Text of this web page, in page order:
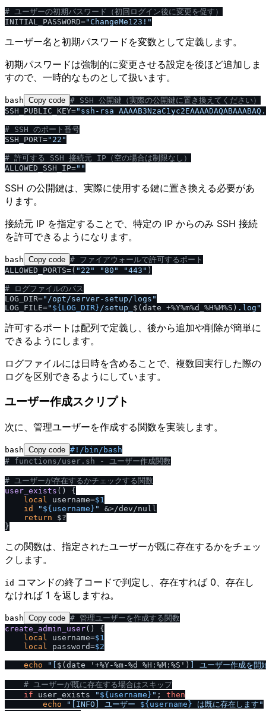
# ユーザーの初期パスワード（初回ログイン後に変更を促す）
INITIAL_PASSWORD="ChangeMe123!"
ユーザー名と初期パスワードを変数として定義します。
初期パスワードは強制的に変更させる設定を後ほど追加しま
すので、一時的なものとして扱います。
bash Copy code # SSH 公開鍵（実際の公開鍵に置き換えてください）
SSH_PUBLIC_KEY="ssh-rsa
# SSH のポート番号
SSH_PORT="22"
# 許可する SSH 接続元 IP（空の場合は制限なし）
ALLOWED_SSH_IP=""
SSH の公開鍵は、実際に使用する鍵に置き換える必要があ
ります。
接続元 IP を指定することで、特定の IP からのみ SSH 接続
を許可できるようになります。
bash Copy code # ファイアウォールで許可するポート
ALLOWED_PORTS=( "22" "80" "443" )
# ログファイルのパス
LOG_DIR=" /opt /server-setup /logs"
LOG_FILE=" ${LOG_DIR} /setup_ $(date +%Y%m%d_%H%M%S) .log"
許可するポートは配列で定義し、後から追加や削除が簡単に
できるようにします。
ログファイルには日時を含めることで、複数回実行した際の
ログを区別できるようにしています。
ユーザー作成スクリプト
次に、管理ユーザーを作成する関数を実装します。
bash Copy code #! / bin/ bash
# functions/user.sh - ユーザー作成関数
# ユーザーが存在するかチェックする関数
user_exists () {
local username=$1
id
" ${username} "
&>/dev/null
return $?
この関数は、指定されたユーザーが既に存在するかをチェッ
クします。
id コマンドの終了コードで判定し、存在すれば 0、存在し
なければ 1 を返しますね。
bash Copy code # 管理ユーザーを作成する関数
create_admin_user() {
local username=$1
local password=$2
echo "[ $(date '+%Y-%m-%d %H:%M:%S') ] ユーザー作成を
# ユーザーが既に存在する場合はスキップ
if user_exists " ${username} " ; then
echo
"[INFO] ユーザー ${username} は既に存在します"